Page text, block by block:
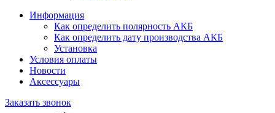
Информация
Как определить полярность АКБ
Как определить дату производства АКБ
Установка
Условия оплаты
Новости
Аксессуары
Заказать звонок